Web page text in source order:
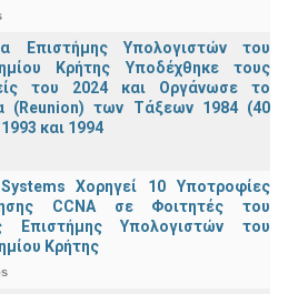
Επιστήμης Υπολογιστών του
Κρήτης Υποδέχθηκε τους
του 2024 και Οργάνωσε το
(Reunion) των Τάξεων 1984 (40
και 1994
Χορηγεί 10 Υποτροφίες
CCNA σε Φοιτητές του
Επιστήμης Υπολογιστών του
Κρήτης